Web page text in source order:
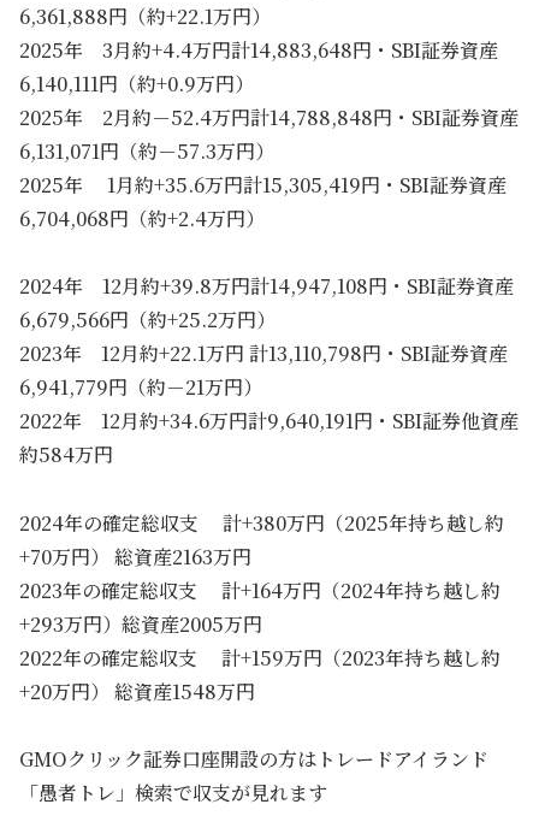
6,361,888円（約+22.1万円）
2025年 3月約+4.4万円計14,883,648円・SBI証券資産
6,140,111円（約+0.9万円）
2025年 2月約－52.4万円計14,788,848円・SBI証券資産
6,131,071円（約－57.3万円）
2025年 1月約+35.6万円計15,305,419円・SBI証券資産
6,704,068円（約+2.4万円）
2024年 12月約+39.8万円計14,947,108円・SBI証券資産
6,679,566円（約+25.2万円）
2023年 12月約+22.1万円 計13,110,798円・SBI証券資産
6,941,779円（約－21万円）
2022年 12月約+34.6万円計9,640,191円・SBI証券他資産
約584万円
2024年の確定総収支 計+380万円（2025年持ち越し約
+70万円） 総資産2163万円
2023年の確定総収支 計+164万円（2024年持ち越し約
+293万円）総資産2005万円
2022年の確定総収支 計+159万円（2023年持ち越し約
+20万円） 総資産1548万円
GMOクリック証券口座開設の方はトレードアイランド
「愚者トレ」検索で収支が見れます